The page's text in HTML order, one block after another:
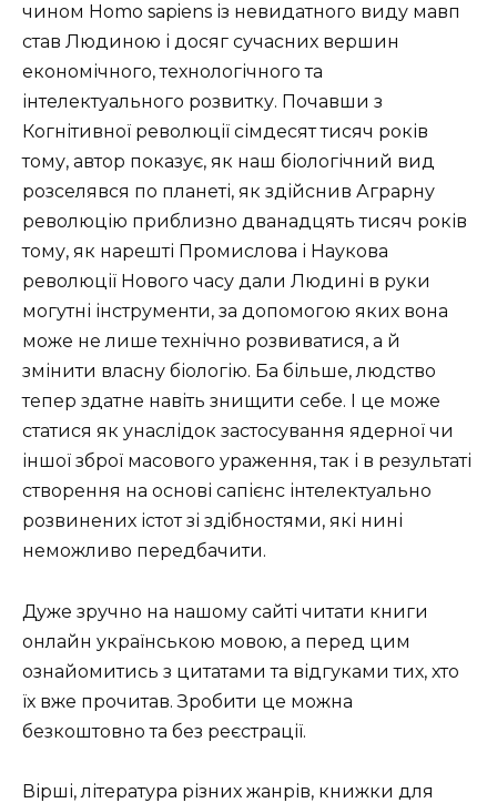
чином Homo sapiens із невидатного виду мавп
став Людиною і досяг сучасних вершин
економічного, технологічного та
інтелектуального розвитку. Почавши з
Когнітивної революції сімдесят тисяч років
тому, автор показує, як наш біологічний вид
розселявся по планеті, як здійснив Аграрну
революцію приблизно дванадцять тисяч років
тому, як нарешті Промислова і Наукова
революції Нового часу дали Людині в руки
могутні інструменти, за допомогою яких вона
може не лише технічно розвиватися, а й
змінити власну біологію. Ба більше, людство
тепер здатне навіть знищити себе. І це може
статися як унаслідок застосування ядерної чи
іншої зброї масового ураження, так і в результаті
створення на основі сапієнс інтелектуально
розвинених істот зі здібностями, які нині
неможливо передбачити.
Дуже зручно на нашому сайті читати книги
онлайн українською мовою, а перед цим
ознайомитись з цитатами та відгуками тих, хто
їх вже прочитав. Зробити це можна
безкоштовно та без реєстрації.
Вірші, література різних жанрів, книжки для